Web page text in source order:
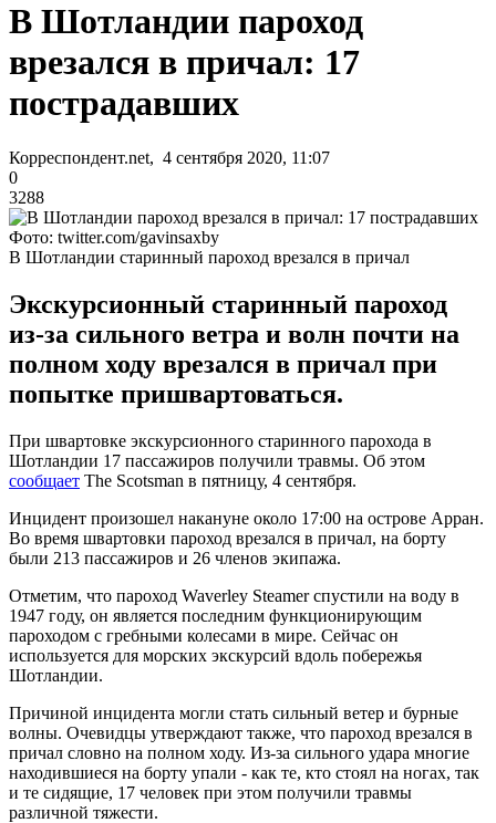
В Шотландии пароход
врезался в причал: 17
пострадавших
Корреспондент.net, 4 сентября 2020, 11:07
0
3288
Фото: twitter.com/gavinsaxby
В Шотландии старинный пароход врезался в причал
Экскурсионный старинный пароход
из-за сильного ветра и волн почти на
полном ходу врезался в причал при
попытке пришвартоваться.
При швартовке экскурсионного старинного парохода в
Шотландии 17 пассажиров получили травмы. Об этом
сообщает The Scotsman в пятницу, 4 сентября.
Инцидент произошел накануне около 17:00 на острове Арран.
Во время швартовки пароход врезался в причал, на борту
были 213 пассажиров и 26 членов экипажа.
Отметим, что пароход Waverley Steamer спустили на воду в
1947 году, он является последним функционирующим
пароходом с гребными колесами в мире. Сейчас он
используется для морских экскурсий вдоль побережья
Шотландии.
Причиной инцидента могли стать сильный ветер и бурные
волны. Очевидцы утверждают также, что пароход врезался в
причал словно на полном ходу. Из-за сильного удара многие
находившиеся на борту упали - как те, кто стоял на ногах, так
и те сидящие, 17 человек при этом получили травмы
различной тяжести.